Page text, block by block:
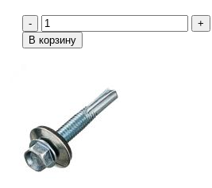
-
+
В корзину